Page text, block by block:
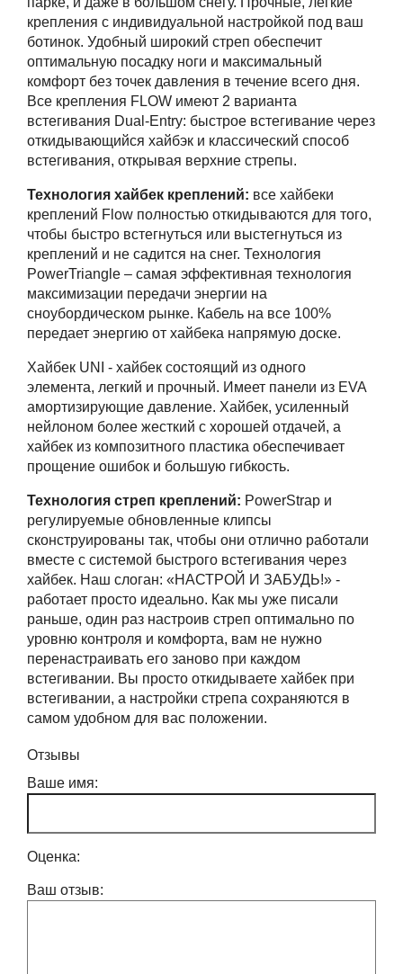
крепления с индивидуальной настройкой под ваш
ботинок. Удобный широкий стреп обеспечит
оптимальную посадку ноги и максимальный
комфорт без точек давления в течение всего дня.
Все крепления FLOW имеют 2 варианта
встегивания Dual-Entry: быстрое встегивание через
откидывающийся хайбэк и классический способ
встегивания, открывая верхние стрепы.
Технология хайбек креплений: все хайбеки
креплений Flow полностью откидываются для того,
чтобы быстро встегнуться или выстегнуться из
креплений и не садится на снег. Технология
PowerTriangle – самая эффективная технология
максимизации передачи энергии на
сноубордическом рынке. Кабель на все 100%
передает энергию от хайбека напрямую доске.
Хайбек UNI - хайбек состоящий из одного
элемента, легкий и прочный. Имеет панели из EVA
амортизирующие давление. Хайбек, усиленный
нейлоном более жесткий с хорошей отдачей, а
хайбек из композитного пластика обеспечивает
прощение ошибок и большую гибкость.
Технология стреп креплений: PowerStrap и
регулируемые обновленные клипсы
сконструированы так, чтобы они отлично работали
вместе с системой быстрого встегивания через
хайбек. Наш слоган: «НАСТРОЙ И ЗАБУДЬ!» -
работает просто идеально. Как мы уже писали
раньше, один раз настроив стреп оптимально по
уровню контроля и комфорта, вам не нужно
перенастраивать его заново при каждом
встегивании. Вы просто откидываете хайбек при
встегивании, а настройки стрепа сохраняются в
самом удобном для вас положении.
Отзывы
Ваше имя:
Оценка:
Ваш отзыв: